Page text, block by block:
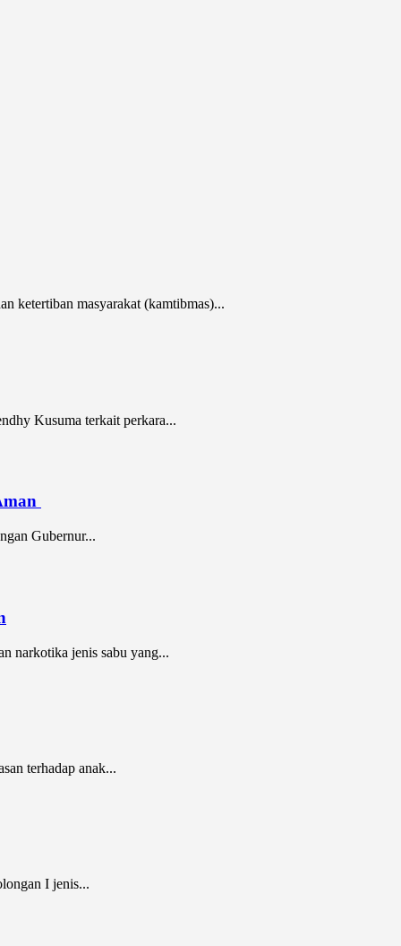
ketertiban masyarakat (kamtibmas)...
Kusuma terkait perkara...
Gubernur...
narkotika jenis sabu yang...
terhadap anak...
I jenis...